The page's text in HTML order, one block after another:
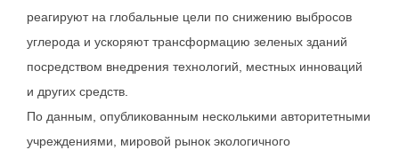
реагируют на глобальные цели по снижению выбросов
углерода и ускоряют трансформацию зеленых зданий
посредством внедрения технологий, местных инноваций
и других средств.
По данным, опубликованным несколькими авторитетными
учреждениями, мировой рынок экологичного